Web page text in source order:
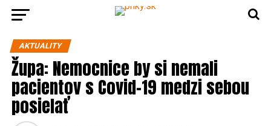
AKTUALITY
Župa: Nemocnice by si nemali
pacientov s Covid-19 medzi sebou
posielať